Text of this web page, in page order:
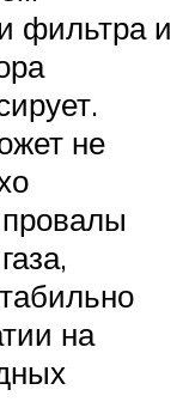
фильтра и
не
на